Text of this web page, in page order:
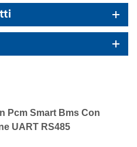
Pcm Smart Bms Con
UART RS485